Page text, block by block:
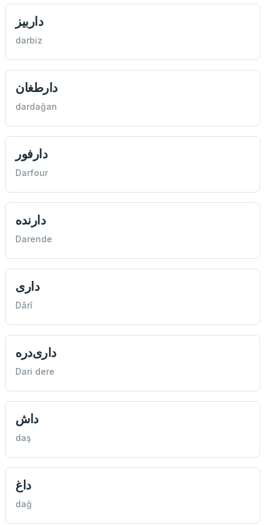
داربيز
darbiz
دارطغان
dardağan
دارفور
Darfour
دارنده
Darende
داری
Dârî
داری‌دره
Dari dere
داش
daş
داغ
dağ